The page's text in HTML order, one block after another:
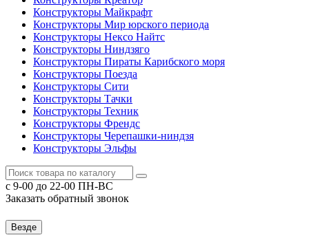
Конструкторы Майкрафт
Конструкторы Мир юрского периода
Конструкторы Нексо Найтс
Конструкторы Ниндзяго
Конструкторы Пираты Карибского моря
Конструкторы Поезда
Конструкторы Сити
Конструкторы Тачки
Конструкторы Техник
Конструкторы Френдс
Конструкторы Черепашки-ниндзя
Конструкторы Эльфы
c 9-00 до 22-00 ПН-ВС
Заказать обратный звонок
Везде